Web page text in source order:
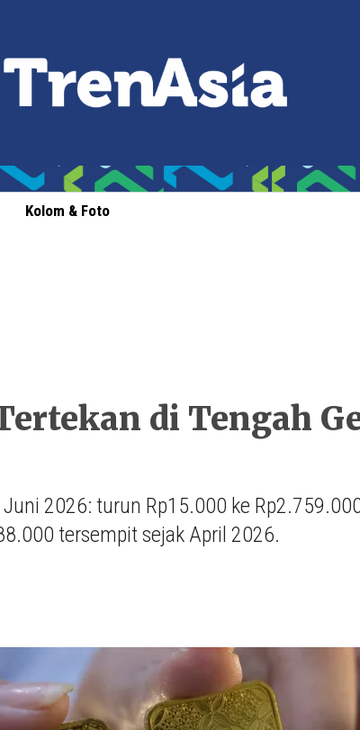
Kolom & Foto
di Tengah
2026: turun Rp15.000 ke
tersempit sejak April 2026.